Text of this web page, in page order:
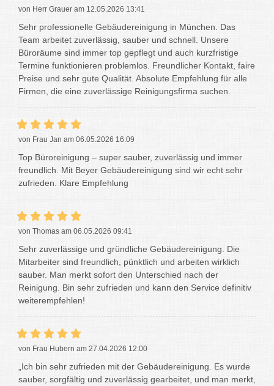
von Herr Grauer am 12.05.2026 13:41
Sehr professionelle Gebäudereinigung in München. Das
Team arbeitet zuverlässig, sauber und schnell. Unsere
Büroräume sind immer top gepflegt und auch kurzfristige
Termine funktionieren problemlos. Freundlicher Kontakt, faire
Preise und sehr gute Qualität. Absolute Empfehlung für alle
Firmen, die eine zuverlässige Reinigungsfirma suchen.
von Frau Jan am 06.05.2026 16:09
Top Büroreinigung – super sauber, zuverlässig und immer
freundlich. Mit Beyer Gebäudereinigung sind wir echt sehr
zufrieden. Klare Empfehlung
von Thomas am 06.05.2026 09:41
Sehr zuverlässige und gründliche Gebäudereinigung. Die
Mitarbeiter sind freundlich, pünktlich und arbeiten wirklich
sauber. Man merkt sofort den Unterschied nach der
Reinigung. Bin sehr zufrieden und kann den Service definitiv
weiterempfehlen!
von Frau Hubern am 27.04.2026 12:00
„Ich bin sehr zufrieden mit der Gebäudereinigung. Es wurde
sauber, sorgfältig und zuverlässig gearbeitet, und man merkt,